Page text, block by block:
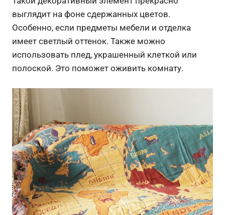
выглядит на фоне сдержанных цветов.
Особенно, если предметы мебели и отделка
имеет светлый оттенок. Также можно
использовать плед, украшенный клеткой или
полоской. Это поможет оживить комнату.